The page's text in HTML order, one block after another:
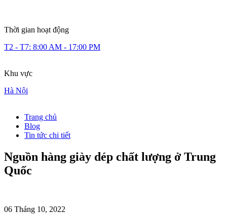
Thời gian hoạt động
T2 - T7: 8:00 AM - 17:00 PM
Khu vực
Hà Nội
Trang chủ
Blog
Tin tức chi tiết
Nguồn hàng giày dép chất lượng ở Trung
Quốc
06 Tháng 10, 2022